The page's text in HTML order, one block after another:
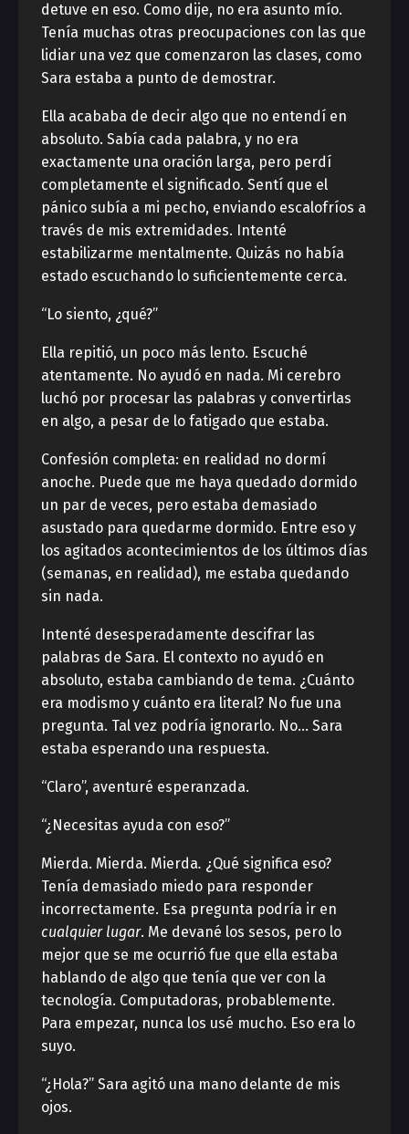
detuve en eso. Como dije, no era asunto mío.
Tenía muchas otras preocupaciones con las que
lidiar una vez que comenzaron las clases, como
Sara estaba a punto de demostrar.
Ella acababa de decir algo que no entendí en
absoluto. Sabía cada palabra, y no era
exactamente una oración larga, pero perdí
completamente el significado. Sentí que el
pánico subía a mi pecho, enviando escalofríos a
través de mis extremidades. Intenté
estabilizarme mentalmente. Quizás no había
estado escuchando lo suficientemente cerca.
“Lo siento, ¿qué?”
Ella repitió, un poco más lento. Escuché
atentamente. No ayudó en nada. Mi cerebro
luchó por procesar las palabras y convertirlas
en algo, a pesar de lo fatigado que estaba.
Confesión completa: en realidad no dormí
anoche. Puede que me haya quedado dormido
un par de veces, pero estaba demasiado
asustado para quedarme dormido. Entre eso y
los agitados acontecimientos de los últimos días
(semanas, en realidad), me estaba quedando
sin nada.
Intenté desesperadamente descifrar las
palabras de Sara. El contexto no ayudó en
absoluto, estaba cambiando de tema. ¿Cuánto
era modismo y cuánto era literal? No fue una
pregunta. Tal vez podría ignorarlo. No… Sara
estaba esperando una respuesta.
“Claro”, aventuré esperanzada.
“¿Necesitas ayuda con eso?”
Mierda. Mierda. Mierda. ¿Qué significa eso?
Tenía demasiado miedo para responder
incorrectamente. Esa pregunta podría ir en
cualquier lugar. Me devané los sesos, pero lo
mejor que se me ocurrió fue que ella estaba
hablando de algo que tenía que ver con la
tecnología. Computadoras, probablemente.
Para empezar, nunca los usé mucho. Eso era lo
suyo.
“¿Hola?” Sara agitó una mano delante de mis
ojos.